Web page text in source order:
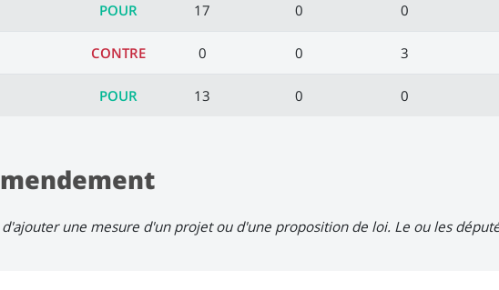
POUR 17 0 0
CONTRE 0 0 3
POUR 13 0 0
une mesure d'un projet ou d'une proposition de loi. Le ou les